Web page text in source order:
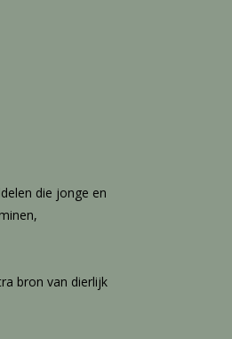
die jonge en
bron van dierlijk